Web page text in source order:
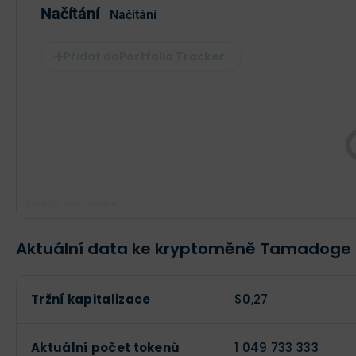
Načítání Načítání
Aktuální data ke kryptoměně Tamadoge
Tržní kapitalizace $0,27
Aktuální počet tokenů 1 049 733 333